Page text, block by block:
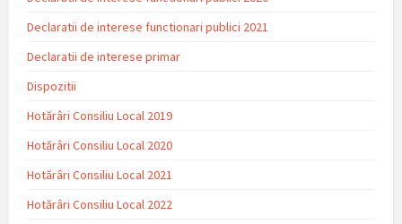
Declaratii de interese functionari publici 2021
Declaratii de interese primar
Dispozitii
Hotărâri Consiliu Local 2019
Hotărâri Consiliu Local 2020
Hotărâri Consiliu Local 2021
Hotărâri Consiliu Local 2022